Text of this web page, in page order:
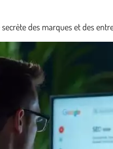
secrète des marques et des